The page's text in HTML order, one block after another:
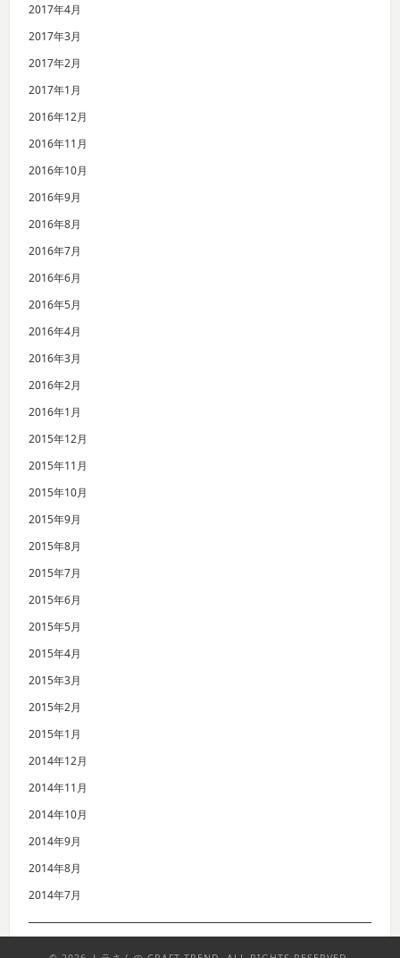
2017年4月
2017年3月
2017年2月
2017年1月
2016年12月
2016年11月
2016年10月
2016年9月
2016年8月
2016年7月
2016年6月
2016年5月
2016年4月
2016年3月
2016年2月
2016年1月
2015年12月
2015年11月
2015年10月
2015年9月
2015年8月
2015年7月
2015年6月
2015年5月
2015年4月
2015年3月
2015年2月
2015年1月
2014年12月
2014年11月
2014年10月
2014年9月
2014年8月
2014年7月